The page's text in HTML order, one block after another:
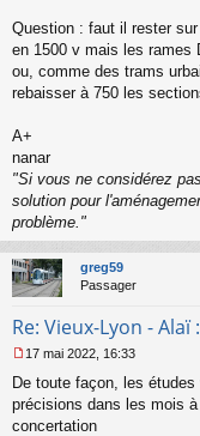
Question : faut il rester
en 1500 v mais les rames
ou, comme des trams
rebaisser à 750 les
A+
nanar
"Si vous ne considérez
solution pour
problème."
greg59
Passager
Re: Vieux-Lyon -
e
s
s
17 mai 2022, 16:33
De toute façon, les
précisions dans les mois
concertation